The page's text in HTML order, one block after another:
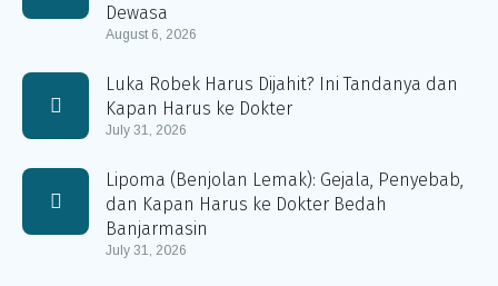
Dewasa
August 6, 2026
Luka Robek Harus Dijahit? Ini Tandanya dan
Kapan Harus ke Dokter
July 31, 2026
Lipoma (Benjolan Lemak): Gejala, Penyebab,
dan Kapan Harus ke Dokter Bedah
Banjarmasin
July 31, 2026